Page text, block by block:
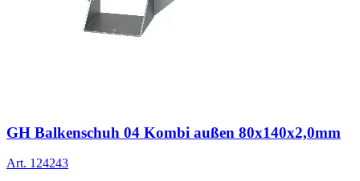
GH Balkenschuh 04 Kombi außen 80x140x2,0mm
Art. 124243